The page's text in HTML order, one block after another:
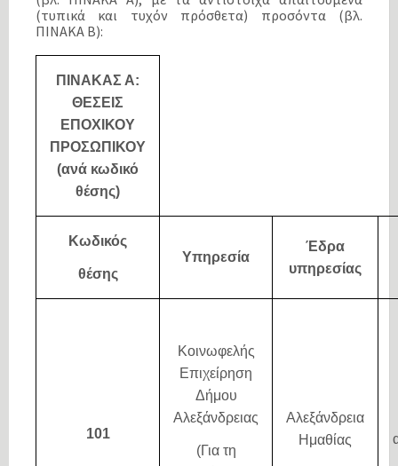
(τυπικά και τυχόν πρόσθετα) προσόντα (βλ.
ΠΙΝΑΚΑ Β):
ΠΙΝΑΚΑΣ Α:
ΘΕΣΕΙΣ
ΕΠΟΧΙΚΟΥ
ΠΡΟΣΩΠΙΚΟΥ
(ανά κωδικό
θέσης)
Κωδικός
θέσης
Υπηρεσία
Έδρα
υπηρεσίας
101
Κοινωφελής
Επιχείρηση
Δήμου
Αλεξάνδρειας
(Για τη
Αλεξάνδρεια
Ημαθίας